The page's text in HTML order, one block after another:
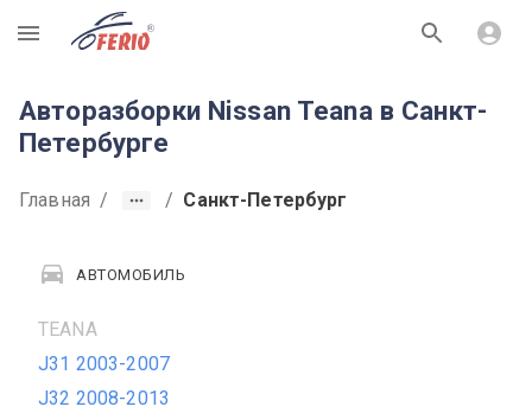
R
Авторазборки Nissan Teana в Санкт-
Петербурге
Главная / / Санкт-Петербург
АВТОМОБИЛЬ
TEANA
J31 2003-2007
J32 2008-2013